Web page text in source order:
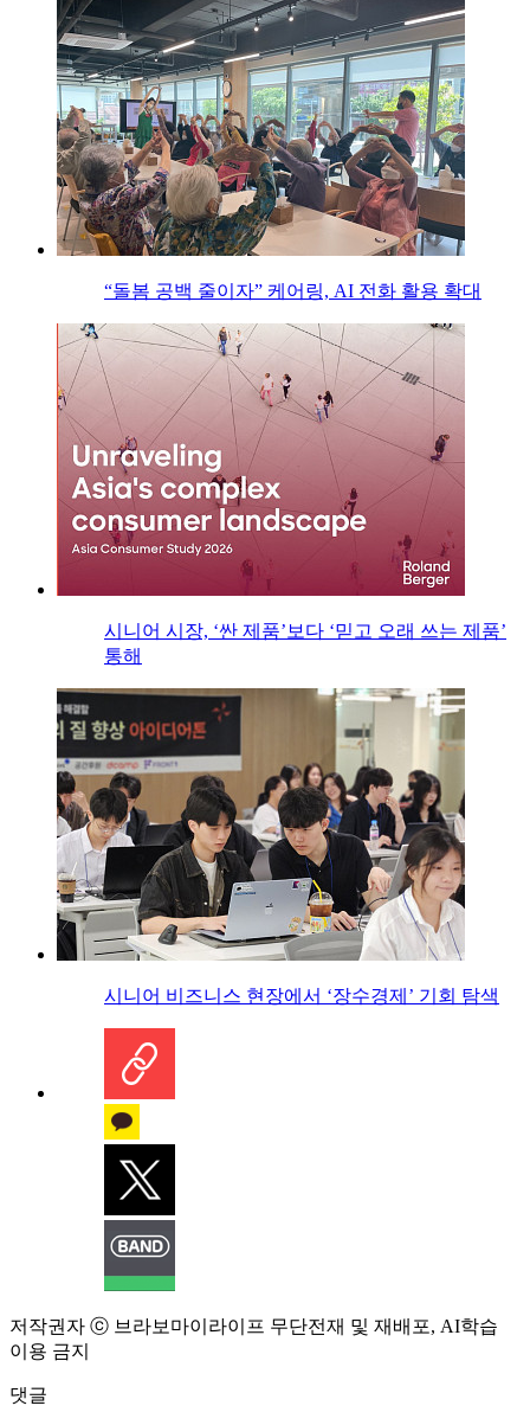
“돌봄 공백 줄이자” 케어링, AI 전화 활용 확대
시니어 시장, ‘싼 제품’보다 ‘믿고 오래 쓰는 제품’
통해
시니어 비즈니스 현장에서 ‘장수경제’ 기회 탐색
저작권자 ⓒ 브라보마이라이프 무단전재 및 재배포, AI학습
이용 금지
댓글